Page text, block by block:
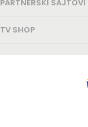
PARTNERSKI SAJTOVI
TV SHOP